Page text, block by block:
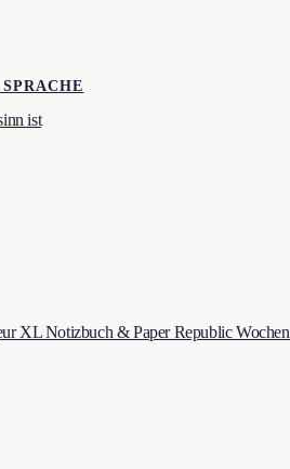
ist
XL Notizbuch & Paper Republic